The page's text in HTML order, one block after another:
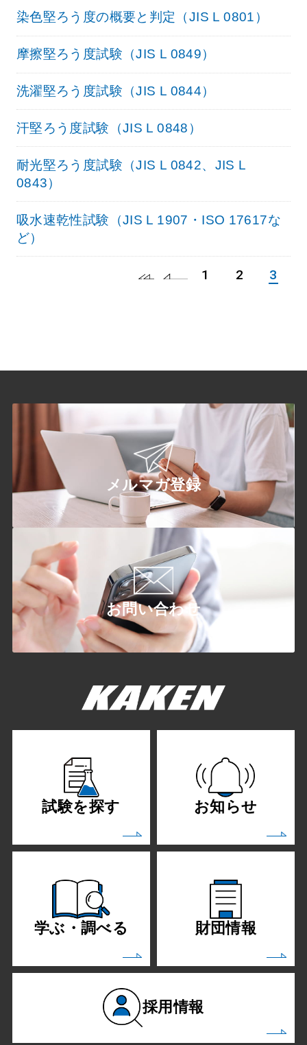
染色堅ろう度の概要と判定（JIS L 0801）
摩擦堅ろう度試験（JIS L 0849）
洗濯堅ろう度試験（JIS L 0844）
汗堅ろう度試験（JIS L 0848）
耐光堅ろう度試験（JIS L 0842、JIS L
0843）
吸水速乾性試験（JIS L 1907・ISO 17617な
ど）
1 2 3
メルマガ登録
お問い合わせ
試験を探す お知らせ
学ぶ・調べる 財団情報
採用情報